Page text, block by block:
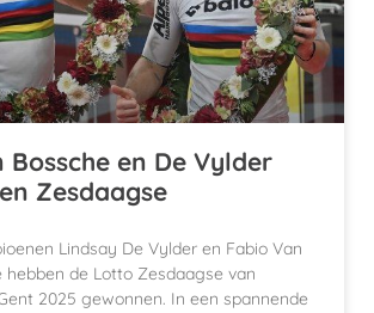
Bossche en De Vylder
Zesdaagse
Lindsay De Vylder en Fabio Van
hebben de Lotto Zesdaagse van
2025 gewonnen. In een spannende